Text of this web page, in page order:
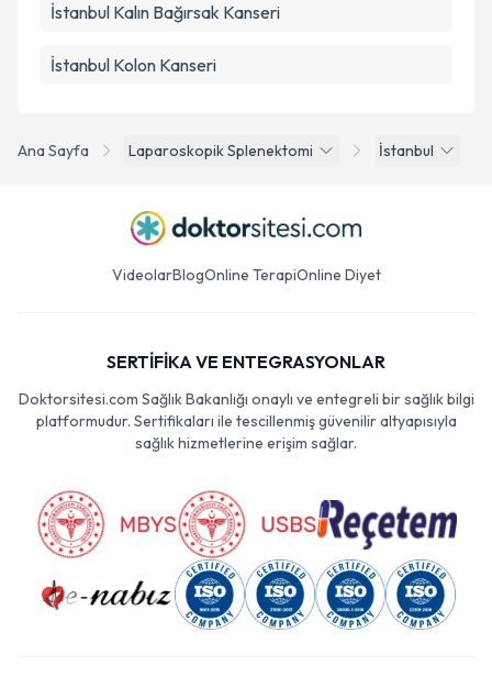
Ana Sayfa Laparoskopik Splenektomi İstanbul
İstanbul Kalın Bağırsak Kanseri
İstanbul Kolon Kanseri
VideolarBlogOnline TerapiOnline Diyet
SERTİFİKA VE ENTEGRASYONLAR
Doktorsitesi.com Sağlık Bakanlığı onaylı ve entegreli bir sağlık bilgi
platformudur. Sertifikaları ile tescillenmiş güvenilir altyapısıyla
sağlık hizmetlerine erişim sağlar.